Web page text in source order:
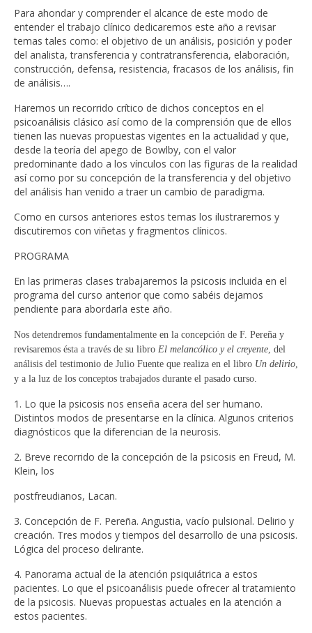
Para ahondar y comprender el alcance de este modo de
entender el trabajo clínico dedicaremos este año a revisar
temas tales como: el objetivo de un análisis, posición y poder
del analista, transferencia y contratransferencia, elaboración,
construcción, defensa, resistencia, fracasos de los análisis, fin
de análisis….
Haremos un recorrido crítico de dichos conceptos en el
psicoanálisis clásico así como de la comprensión que de ellos
tienen las nuevas propuestas vigentes en la actualidad y que,
desde la teoría del apego de Bowlby, con el valor
predominante dado a los vínculos con las figuras de la realidad
así como por su concepción de la transferencia y del objetivo
del análisis han venido a traer un cambio de paradigma.
Como en cursos anteriores estos temas los ilustraremos y
discutiremos con viñetas y fragmentos clínicos.
PROGRAMA
En las primeras clases trabajaremos la psicosis incluida en el
programa del curso anterior que como sabéis dejamos
pendiente para abordarla este año.
Nos detendremos fundamentalmente en la concepción de F. Pereña y
revisaremos ésta a través de su libro El melancólico y el creyente , del
análisis del testimonio de Julio Fuente que realiza en el libro Un delirio
y a la luz de los conceptos trabajados durante el pasado curso.
1. Lo que la psicosis nos enseña acera del ser humano.
Distintos modos de presentarse en la clínica. Algunos criterios
diagnósticos que la diferencian de la neurosis.
2. Breve recorrido de la concepción de la psicosis en Freud, M.
Klein, los
postfreudianos, Lacan.
3. Concepción de F. Pereña. Angustia, vacío pulsional. Delirio y
creación. Tres modos y tiempos del desarrollo de una psicosis.
Lógica del proceso delirante.
4. Panorama actual de la atención psiquiátrica a estos
pacientes. Lo que el psicoanálisis puede ofrecer al tratamiento
de la psicosis. Nuevas propuestas actuales en la atención a
estos pacientes.